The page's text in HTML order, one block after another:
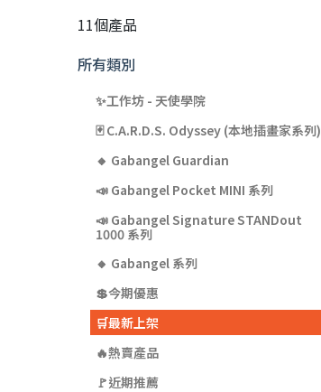
11個產品
所有類別
✨工作坊 - 天使學院
🃏 C.A.R.D.S. Odyssey (本地插畫家系列)
🔸 Gabangel Guardian
📣 Gabangel Pocket MINI 系列
📣 Gabangel Signature STANDout
1000 系列
🔸 Gabangel 系列
💲今期優惠
🛒最新上架
🔥熱賣產品
🚩近期推薦